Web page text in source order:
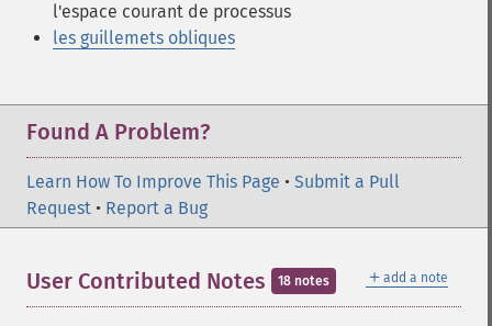
l'espace courant de processus
les guillemets obliques
Found A Problem?
Learn How To Improve This Page • Submit a Pull
Request • Report a Bug
＋ add a note
User Contributed Notes 18 notes